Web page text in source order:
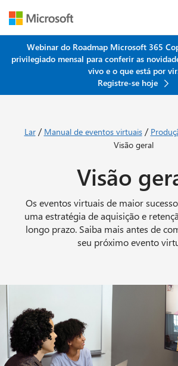
Webinar do Roadmap Microsoft 365
privilegiado mensal para conferir as
vivo e o que está por
Registre-se hoje
Lar/ Manual de eventos virtuais/
Visão geral
Visão
Os eventos virtuais de maior
uma estratégia de aquisição e
longo prazo. Saiba mais antes de
seu próximo evento